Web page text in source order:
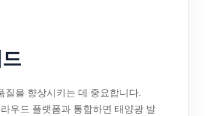
을 향상시키는 데 중요합니다.
우드 플랫폼과 통합하면 태양광 발